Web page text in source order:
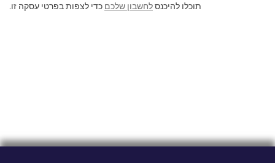
תוכלו להיכנסלחשבון שלכם כדי לצפות בפרטי עסקה זו.